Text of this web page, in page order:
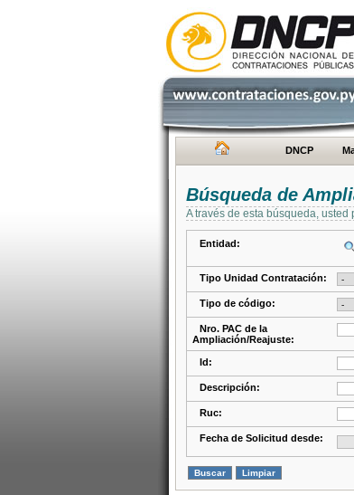
DNCP
Búsqueda de
A través de esta búsqueda,
Entidad:
Tipo Unidad Contratación:
Tipo de código:
Nro. PAC de la
Ampliación/Reajuste:
Id:
Descripción:
Ruc:
Fecha de Solicitud desde: